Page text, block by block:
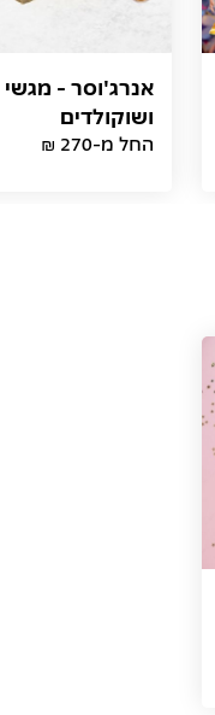
אנרג'וסר - מגשי
ושוקולדים
החל מ-270 ₪